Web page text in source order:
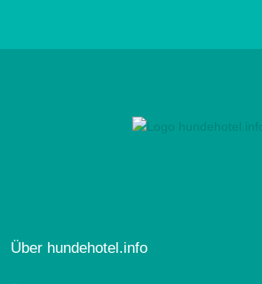
Über hundehotel.info